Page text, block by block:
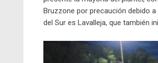
Bruzzone por precaución debido
del Sur es Lavalleja, que también